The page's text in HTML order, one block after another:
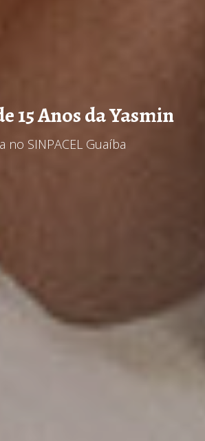
15 Anos da Yasmin
no SINPACEL Guaíba